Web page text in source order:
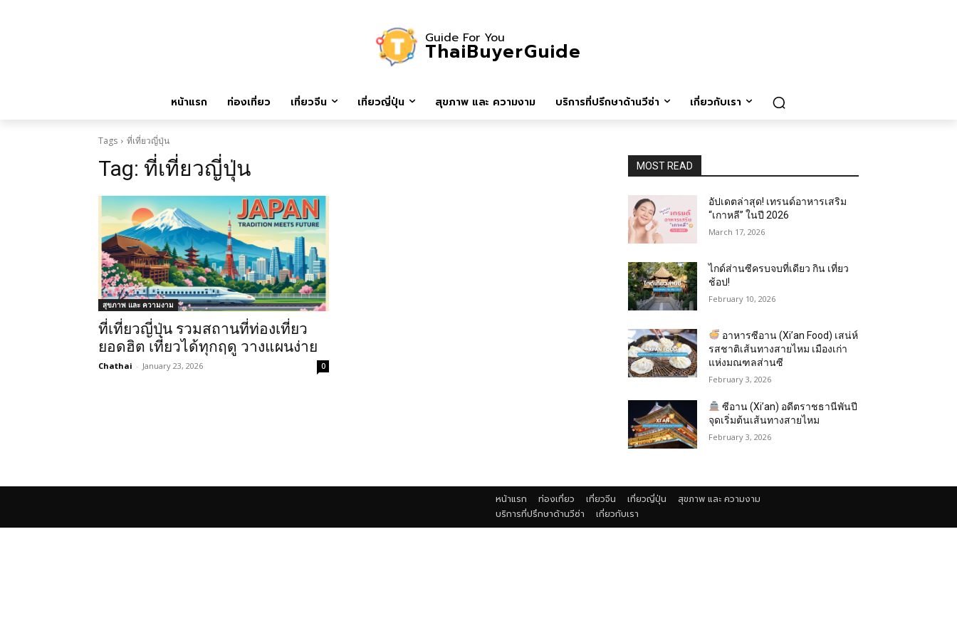
Guide For You
ThaiBuyerGuide
หน้าแรก ท่องเที่ยว เที่ยวจีน เที่ยวญี่ปุ่น สุขภาพ และ ความงาม บริการที่ปรึกษาด้านวีซ่า เกี่ยวกับเรา
Tags ที่เที่ยวญี่ปุ่น
Tag: ที่เที่ยวญี่ปุ่น
สุขภาพ และ ความงาม
ที่เที่ยวญี่ปุ่น รวมสถานที่ท่องเที่ยว
ยอดฮิต เที่ยวได้ทุกฤดู วางแผนง่าย
Chathai - January 23, 2026 0
MOST READ
อัปเดตล่าสุด! เทรนด์อาหารเสริม
“เกาหลี” ในปี 2026
March 17, 2026
ไกด์ส่านซีครบจบที่เดียว กิน เที่ยว
ช้อป!
February 10, 2026
อาหารซีอาน (Xi’an Food) เสน่ห์
รสชาติเส้นทางสายไหม เมืองเก่า
แห่งมณฑลส่านซี
February 3, 2026
ซีอาน (Xi’an) อดีตราชธานีพันปี
จุดเริ่มต้นเส้นทางสายไหม
February 3, 2026
หน้าแรก ท่องเที่ยว เที่ยวจีน เที่ยวญี่ปุ่น
สุขภาพ และ ความงาม
บริการที่ปรึกษาด้านวีซ่า
เกี่ยวกับเรา